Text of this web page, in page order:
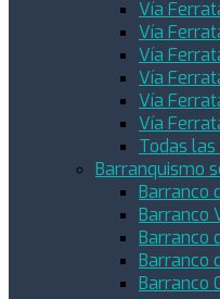
Vía
Vía
Vía
Vía
Vía
Vía
Todas
Barranquismo
Barranco
Barranco
Barranco
Barranco
Barranco